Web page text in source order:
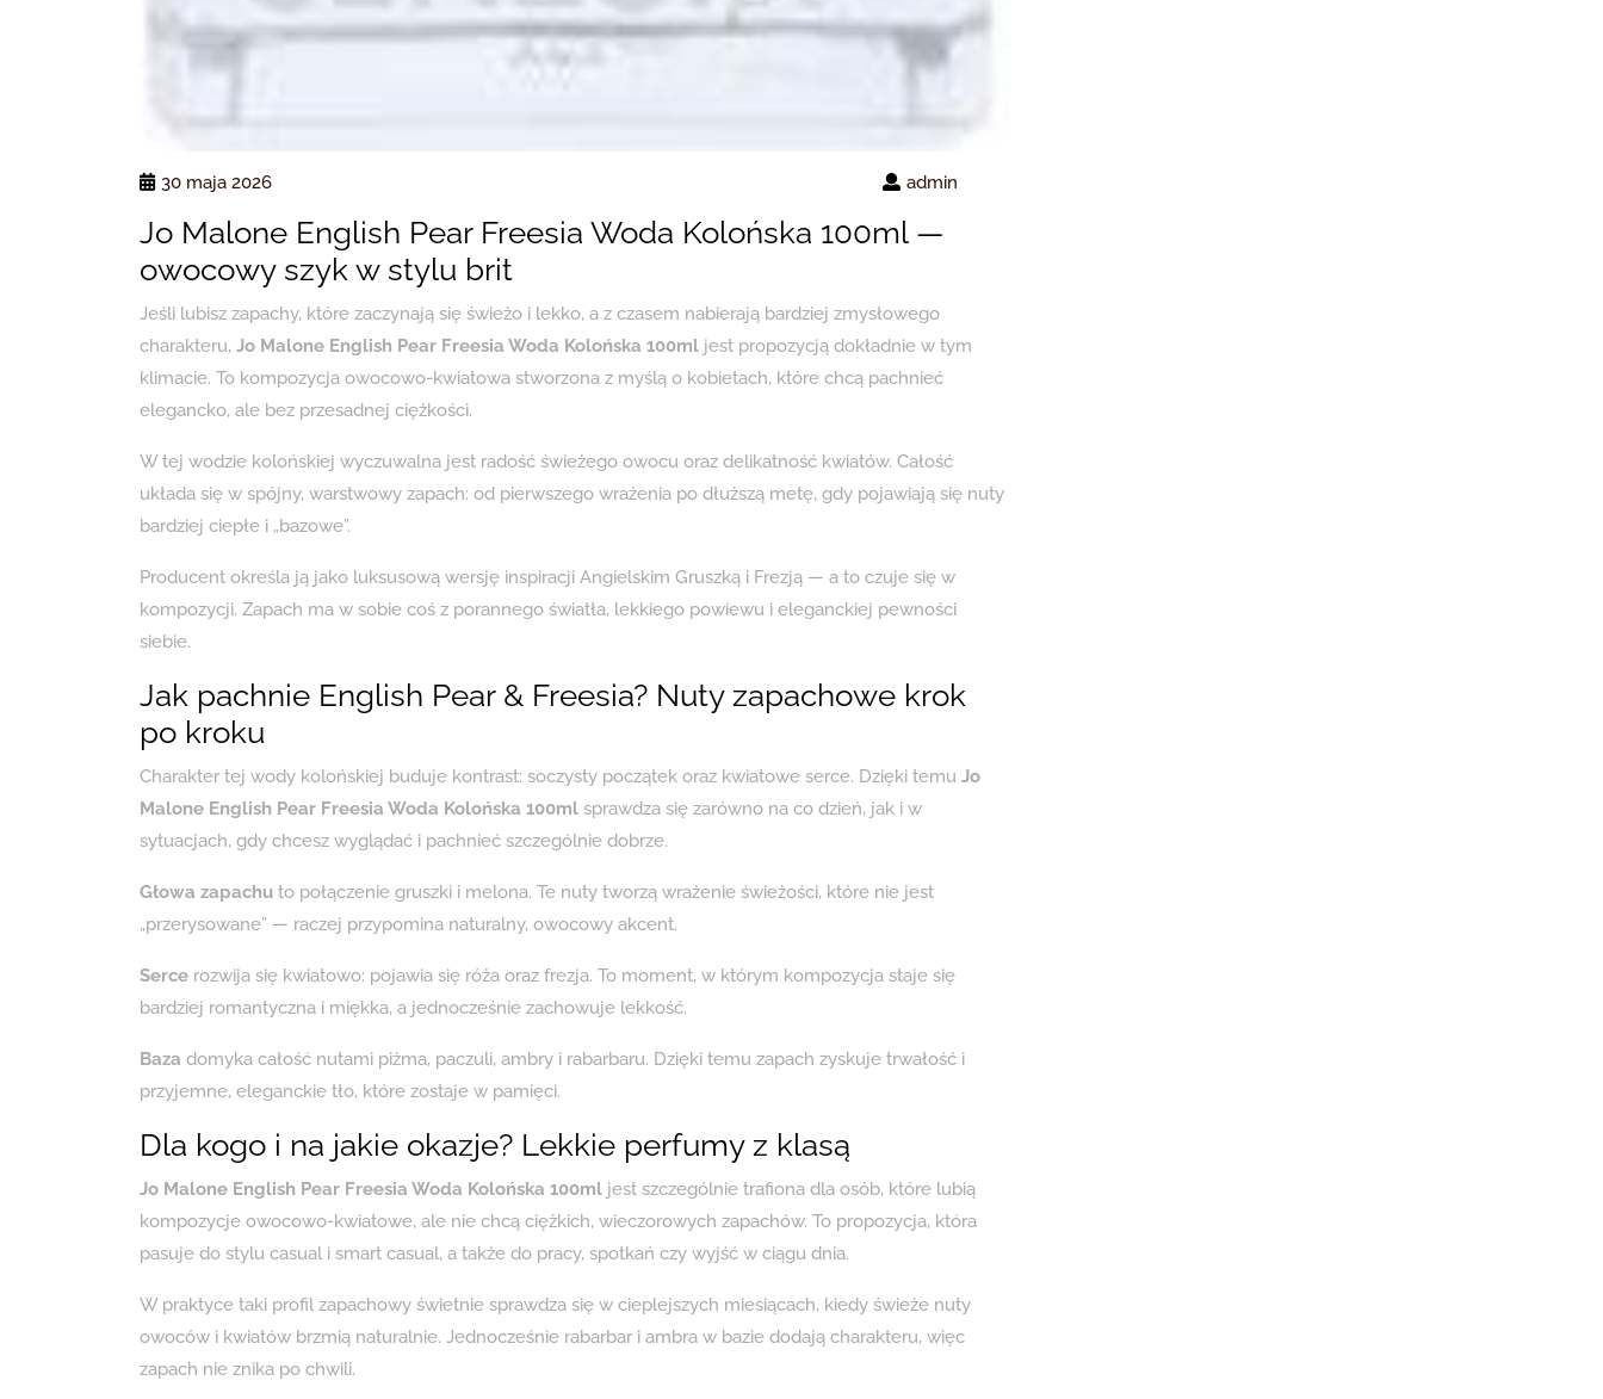
30 maja 2026 admin
Jo Malone English Pear Freesia Woda Kolońska 100ml —
owocowy szyk w stylu brit
Jeśli lubisz zapachy, które zaczynają się świeżo i lekko, a z czasem nabierają bardziej zmysłowego
charakteru, Jo Malone English Pear Freesia Woda Kolońska 100ml jest propozycją dokładnie w tym
klimacie. To kompozycja owocowo-kwiatowa stworzona z myślą o kobietach, które chcą pachnieć
elegancko, ale bez przesadnej ciężkości.
W tej wodzie kolońskiej wyczuwalna jest radość świeżego owocu oraz delikatność kwiatów. Całość
układa się w spójny, warstwowy zapach: od pierwszego wrażenia po dłuższą metę, gdy pojawiają się nuty
bardziej ciepłe i „bazowe”.
Producent określa ją jako luksusową wersję inspiracji Angielskim Gruszką i Frezją — a to czuje się w
kompozycji. Zapach ma w sobie coś z porannego światła, lekkiego powiewu i eleganckiej pewności
siebie.
Jak pachnie English Pear & Freesia? Nuty zapachowe krok
po kroku
Charakter tej wody kolońskiej buduje kontrast: soczysty początek oraz kwiatowe serce. Dzięki temu Jo
Malone English Pear Freesia Woda Kolońska 100ml sprawdza się zarówno na co dzień, jak i w
sytuacjach, gdy chcesz wyglądać i pachnieć szczególnie dobrze.
Głowa zapachu to połączenie gruszki i melona. Te nuty tworzą wrażenie świeżości, które nie jest
„przerysowane” — raczej przypomina naturalny, owocowy akcent.
Serce rozwija się kwiatowo: pojawia się róża oraz frezja. To moment, w którym kompozycja staje się
bardziej romantyczna i miękka, a jednocześnie zachowuje lekkość.
Baza domyka całość nutami piżma, paczuli, ambry i rabarbaru. Dzięki temu zapach zyskuje trwałość i
przyjemne, eleganckie tło, które zostaje w pamięci.
Dla kogo i na jakie okazje? Lekkie perfumy z klasą
Jo Malone English Pear Freesia Woda Kolońska 100ml jest szczególnie trafiona dla osób, które lubią
kompozycje owocowo-kwiatowe, ale nie chcą ciężkich, wieczorowych zapachów. To propozycja, która
pasuje do stylu casual i smart casual, a także do pracy, spotkań czy wyjść w ciągu dnia.
W praktyce taki profil zapachowy świetnie sprawdza się w cieplejszych miesiącach, kiedy świeże nuty
owoców i kwiatów brzmią naturalnie. Jednocześnie rabarbar i ambra w bazie dodają charakteru, więc
zapach nie znika po chwili.